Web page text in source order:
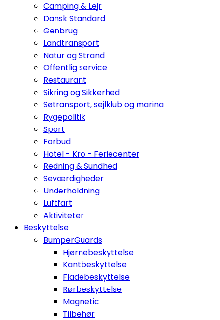
Camping & Lejr
Dansk Standard
Genbrug
Landtransport
Natur og Strand
Offentlig service
Restaurant
Sikring og Sikkerhed
Søtransport, sejlklub og marina
Rygepolitik
Sport
Forbud
Hotel - Kro - Feriecenter
Redning & Sundhed
Seværdigheder
Underholdning
Luftfart
Aktiviteter
Beskyttelse
BumperGuards
Hjørnebeskyttelse
Kantbeskyttelse
Fladebeskyttelse
Rørbeskyttelse
Magnetic
Tilbehør